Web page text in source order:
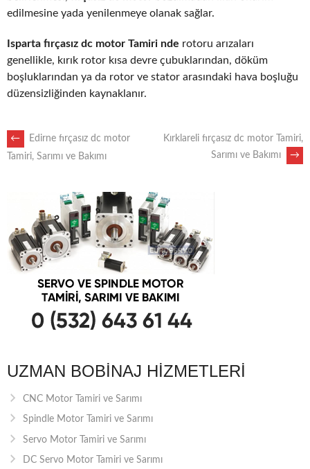
edilmesine yada yenilenmeye olanak sağlar.
Isparta fırçasız dc motor Tamiri nde rotoru arızaları
genellikle, kırık rotor kısa devre çubuklarından, döküm
boşluklarından ya da rotor ve stator arasındaki hava boşluğu
düzensizliğinden kaynaklanır.
POST
NAVIGATION
←
Edirne fırçasız dc motor
Tamiri, Sarımı ve Bakımı
Kırklareli fırçasız dc motor Tamiri,
Sarımı ve Bakımı
→
UZMAN BOBINAJ HIZMETLERI
CNC Motor Tamiri ve Sarımı
Spindle Motor Tamiri ve Sarımı
Servo Motor Tamiri ve Sarımı
DC Servo Motor Tamiri ve Sarımı